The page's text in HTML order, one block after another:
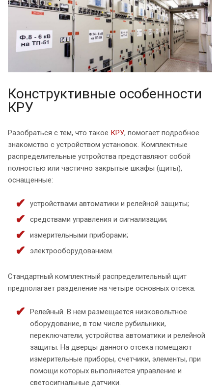
Конструктивные особенности
КРУ
Разобраться с тем, что такое КРУ, помогает подробное
знакомство с устройством установок. Комплектные
распределительные устройства представляют собой
полностью или частично закрытые шкафы (щиты),
оснащенные:
устройствами автоматики и релейной защиты;
средствами управления и сигнализации;
измерительными приборами;
электрооборудованием.
Стандартный комплектный распределительный щит
предполагает разделение на четыре основных отсека:
Релейный. В нем размещается низковольтное
оборудование, в том числе рубильники,
переключатели, устройства автоматики и релейной
защиты. На дверцы данного отсека помещают
измерительные приборы, счетчики, элементы, при
помощи которых выполняется управление и
светосигнальные датчики.